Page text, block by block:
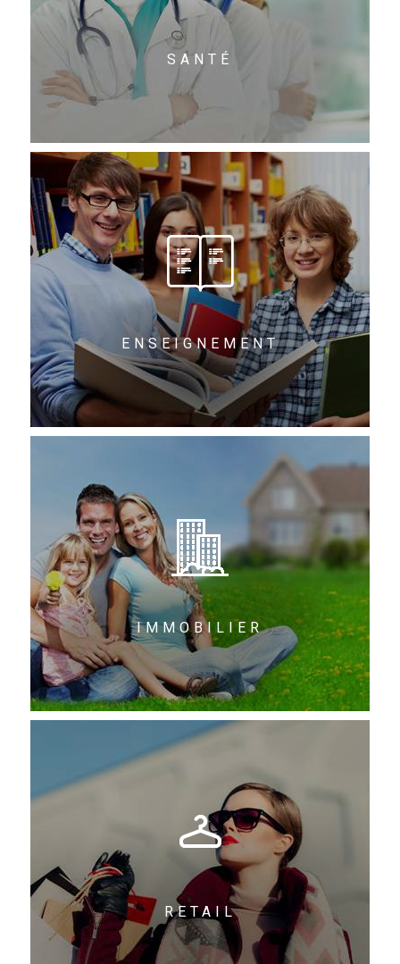
SANTÉ
ENSEIGNEMENT
IMMOBILIER
RETAIL